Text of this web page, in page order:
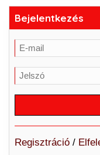
Bejelentkezés
Regisztráció/